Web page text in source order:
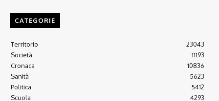
CATEGORIE
Territorio
23043
Società
11193
Cronaca
10836
Sanità
5623
Politica
5412
Scuola
4293